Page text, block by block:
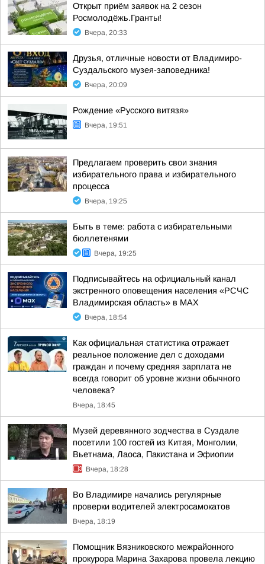
Открыт приём заявок на 2 сезон
Росмолодёжь.Гранты!
Вчера, 20:33
Друзья, отличные новости от Владимиро-
Суздальского музея-заповедника!
Вчера, 20:09
Рождение «Русского витязя»
Вчера, 19:51
Предлагаем проверить свои знания
избирательного права и избирательного
процесса
Вчера, 19:25
Быть в теме: работа с избирательными
бюллетенями
Вчера, 19:25
Подписывайтесь на официальный канал
экстренного оповещения населения «РСЧС
Владимирская область» в МАХ
Вчера, 18:54
Как официальная статистика отражает
реальное положение дел с доходами
граждан и почему средняя зарплата не
всегда говорит об уровне жизни обычного
человека?
Вчера, 18:45
Музей деревянного зодчества в Суздале
посетили 100 гостей из Китая, Монголии,
Вьетнама, Лаоса, Пакистана и Эфиопии
Вчера, 18:28
Во Владимире начались регулярные
проверки водителей электросамокатов
Вчера, 18:19
Помощник Вязниковского межрайонного
прокурора Марина Захарова провела лекцию